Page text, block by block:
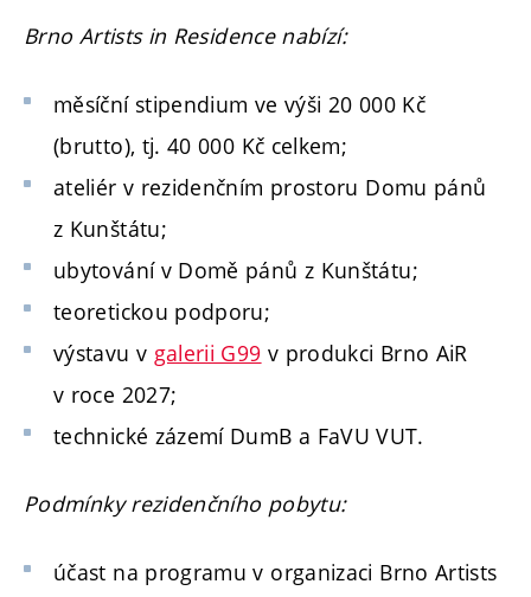
Brno Artists in Residence nabízí:
měsíční stipendium ve výši 20 000 Kč
(brutto), tj. 40 000 Kč celkem;
ateliér v rezidenčním prostoru Domu pánů
z Kunštátu;
ubytování v Domě pánů z Kunštátu;
teoretickou podporu;
výstavu v galerii G99 v produkci Brno AiR
v roce 2027;
technické zázemí DumB a FaVU VUT.
Podmínky rezidenčního pobytu:
účast na programu v organizaci Brno Artists